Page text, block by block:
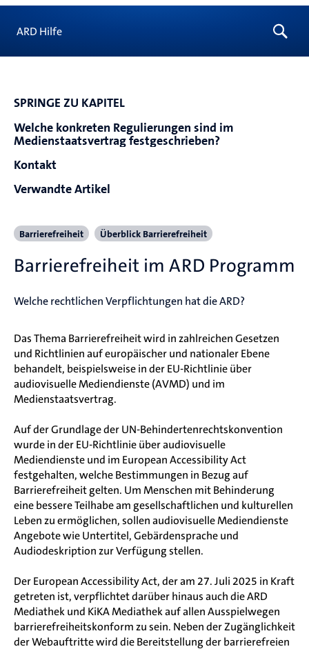
ARD Hilfe
SPRINGE ZU KAPITEL
Welche konkreten Regulierungen sind im
Medienstaatsvertrag festgeschrieben?
Kontakt
Verwandte Artikel
Barrierefreiheit Überblick Barrierefreiheit
Barrierefreiheit im ARD Programm
Welche rechtlichen Verpflichtungen hat die ARD?
Das Thema Barrierefreiheit wird in zahlreichen Gesetzen
und Richtlinien auf europäischer und nationaler Ebene
behandelt, beispielsweise in der EU-Richtlinie über
audiovisuelle Mediendienste (AVMD) und im
Medienstaatsvertrag.
Auf der Grundlage der UN-Behindertenrechtskonvention
wurde in der EU-Richtlinie über audiovisuelle
Mediendienste und im European Accessibility Act
festgehalten, welche Bestimmungen in Bezug auf
Barrierefreiheit gelten. Um Menschen mit Behinderung
eine bessere Teilhabe am gesellschaftlichen und kulturellen
Leben zu ermöglichen, sollen audiovisuelle Mediendienste
Angebote wie Untertitel, Gebärdensprache und
Audiodeskription zur Verfügung stellen.
Der European Accessibility Act, der am 27. Juli 2025 in Kraft
getreten ist, verpflichtet darüber hinaus auch die ARD
Mediathek und KiKA Mediathek auf allen Ausspielwegen
barrierefreiheitskonform zu sein. Neben der Zugänglichkeit
der Webauftritte wird die Bereitstellung der barrierefreien